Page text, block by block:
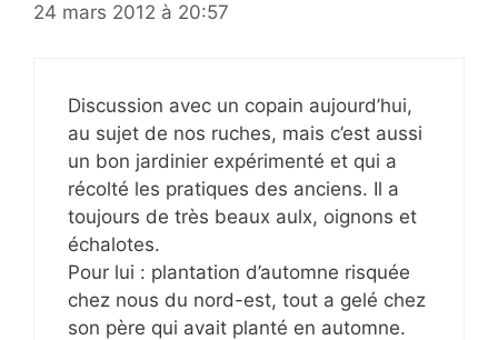
24 mars 2012 à 20:57
Discussion avec un copain aujourd’hui,
au sujet de nos ruches, mais c’est aussi
un bon jardinier expérimenté et qui a
récolté les pratiques des anciens. Il a
toujours de très beaux aulx, oignons et
échalotes.
Pour lui : plantation d’automne risquée
chez nous du nord-est, tout a gelé chez
son père qui avait planté en automne.